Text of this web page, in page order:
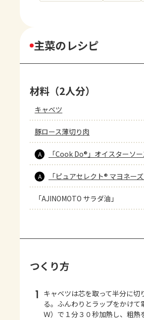
主菜のレシピ
材料（2人分）
キャベツ
豚ロース薄切り肉
A 「Cook Do®」オイスターソー
A 「ピュアセレクト® マヨネーズ
「AJINOMOTO サラダ油」
つくり方
1 キャベツは芯を取って半分に切
る。ふんわりとラップをかけて
Ｗ）で１分３０秒加熱し、粗熱